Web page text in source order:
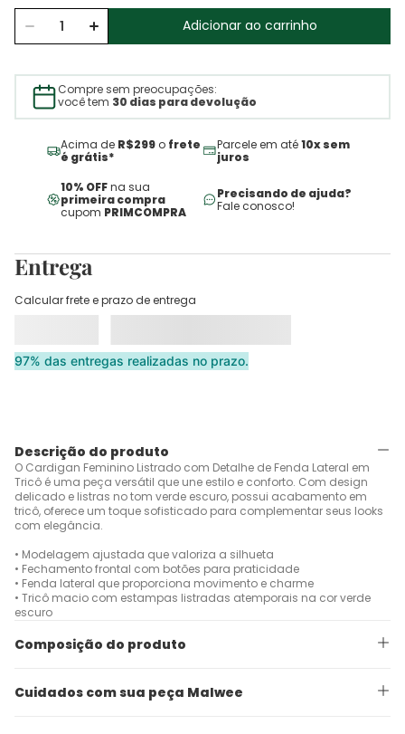
Adicionar ao carrinho
Compre sem preocupações:
você tem 30 dias para devolução
Acima de R$299 o frete
é grátis*
Parcele em até10x sem
juros
10% OFFna sua
primeira compra
cupom PRIMCOMPRA
Precisando de ajuda?
Fale conosco!
Entrega
Calcular frete e prazo de entrega
97% das entregas realizadas no prazo.
Descrição do produto
O Cardigan Feminino Listrado com Detalhe de Fenda Lateral em
Tricô é uma peça versátil que une estilo e conforto. Com design
delicado e listras no tom verde escuro, possui acabamento em
tricô, oferece um toque sofisticado para complementar seus looks
com elegância.
• Modelagem ajustada que valoriza a silhueta
• Fechamento frontal com botões para praticidade
• Fenda lateral que proporciona movimento e charme
• Tricô macio com estampas listradas atemporais na cor verde
escuro
Composição do produto
Cuidados com sua peça Malwee